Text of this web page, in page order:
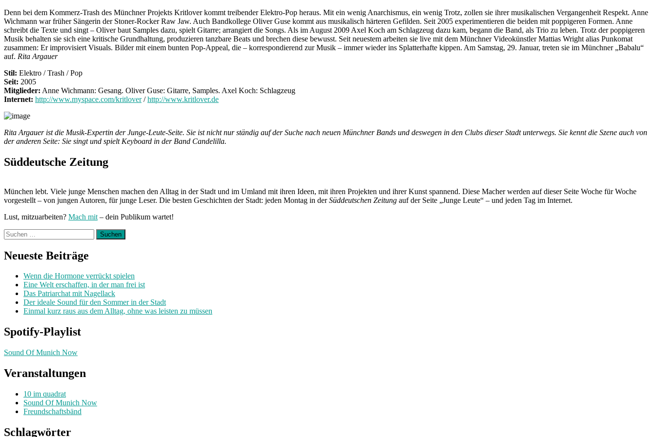
Denn bei dem Kommerz-Trash des Münchner Projekts Kritlover kommt treibender Elektro-Pop heraus. Mit ein wenig Anarchismus, ein wenig Trotz, zollen sie ihrer musikalischen Vergangenheit Respekt. Anne
Wichmann war früher Sängerin der Stoner-Rocker Raw Jaw. Auch Bandkollege Oliver Guse kommt aus musikalisch härteren Gefilden. Seit 2005 experimentieren die beiden mit poppigeren Formen. Anne
schreibt die Texte und singt – Oliver baut Samples dazu, spielt Gitarre; arrangiert die Songs. Als im August 2009 Axel Koch am Schlagzeug dazu kam, begann die Band, als Trio zu leben. Trotz der poppigeren
Musik behalten sie sich eine kritische Grundhaltung, produzieren tanzbare Beats und brechen diese bewusst. Seit neuestem arbeiten sie live mit dem Münchner Videokünstler Mattias Wright alias Punkomat
zusammen: Er improvisiert Visuals. Bilder mit einem bunten Pop-Appeal, die – korrespondierend zur Musik – immer wieder ins Splatterhafte kippen. Am Samstag, 29. Januar, treten sie im Münchner „Babalu“
auf. Rita Argauer
Stil: Elektro / Trash / Pop
Seit: 2005
Mitglieder: Anne Wichmann: Gesang. Oliver Guse: Gitarre, Samples. Axel Koch: Schlagzeug
Internet: http://www.myspace.com/kritlover/http://www.kritlover.de
Rita Argauer ist die Musik-Expertin der Junge-Leute-Seite. Sie ist nicht nur ständig auf der Suche nach neuen Münchner Bands und deswegen in den Clubs dieser Stadt unterwegs. Sie kennt die Szene auch von
der anderen Seite: Sie singt und spielt Keyboard in der Band Candelilla.
Süddeutsche Zeitung
München lebt. Viele junge Menschen machen den Alltag in der Stadt und im Umland mit ihren Ideen, mit ihren Projekten und ihrer Kunst spannend. Diese Macher werden auf dieser Seite Woche für Woche
vorgestellt – von jungen Autoren, für junge Leser. Die besten Geschichten der Stadt: jeden Montag in derSüddeutschen Zeitung auf der Seite „Junge Leute“ – und jeden Tag im Internet.
Lust, mitzuarbeiten? Mach mit – dein Publikum wartet!
Suchen
nach:
Neueste Beiträge
Wenn die Hormone verrückt spielen
Eine Welt erschaffen, in der man frei ist
Das Patriarchat mit Nagellack
Der ideale Sound für den Sommer in der Stadt
Einmal kurz raus aus dem Alltag, ohne was leisten zu müssen
Spotify-Playlist
Sound Of Munich Now
Veranstaltungen
10 im quadrat
Sound Of Munich Now
Freundschaftsbänd
Schlagwörter